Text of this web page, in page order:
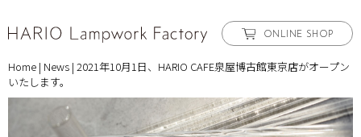
ONLINE SHOP
Home | News | 2021年10月1日、HARIO CAFE泉屋博古館東京店がオープン
いたします。